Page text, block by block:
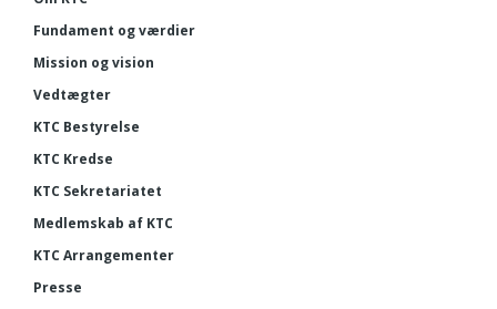
Fundament og værdier
Mission og vision
Vedtægter
KTC Bestyrelse
KTC Kredse
KTC Sekretariatet
Medlemskab af KTC
KTC Arrangementer
Presse